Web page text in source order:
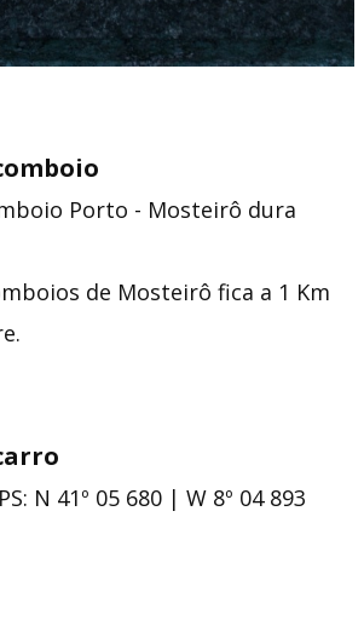
Porto - Mosteirô dura
de Mosteirô fica a 1 Km
N 41º 05 680 | W 8º 04 893